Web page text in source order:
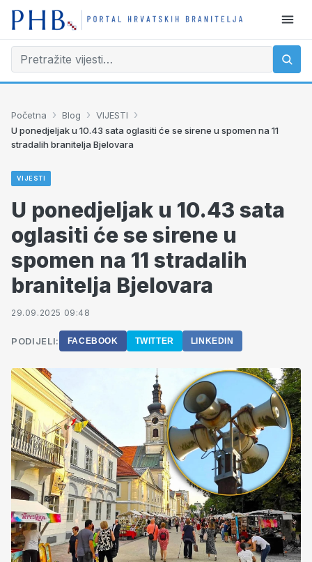
Početna › Blog › VIJESTI ›
U ponedjeljak u 10.43 sata oglasiti će se sirene u spomen na 11
stradalih branitelja Bjelovara
VIJESTI
U ponedjeljak u 10.43 sata
oglasiti će se sirene u
spomen na 11 stradalih
branitelja Bjelovara
29.09.2025 09:48
PODIJELI: FACEBOOK TWITTER LINKEDIN